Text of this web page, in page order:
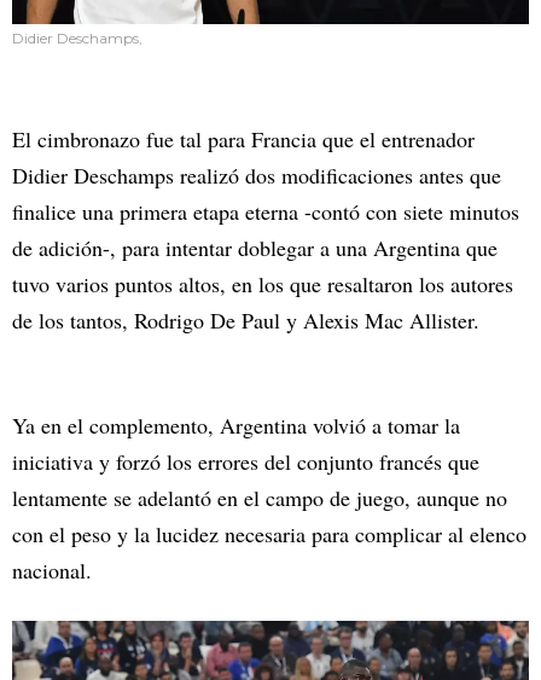
Didier Deschamps,
El cimbronazo fue tal para Francia que el entrenador
Didier Deschamps realizó dos modificaciones antes que
finalice una primera etapa eterna -contó con siete minutos
de adición-, para intentar doblegar a una Argentina que
tuvo varios puntos altos, en los que resaltaron los autores
de los tantos, Rodrigo De Paul y Alexis Mac Allister.
Ya en el complemento, Argentina volvió a tomar la
iniciativa y forzó los errores del conjunto francés que
lentamente se adelantó en el campo de juego, aunque no
con el peso y la lucidez necesaria para complicar al elenco
nacional.